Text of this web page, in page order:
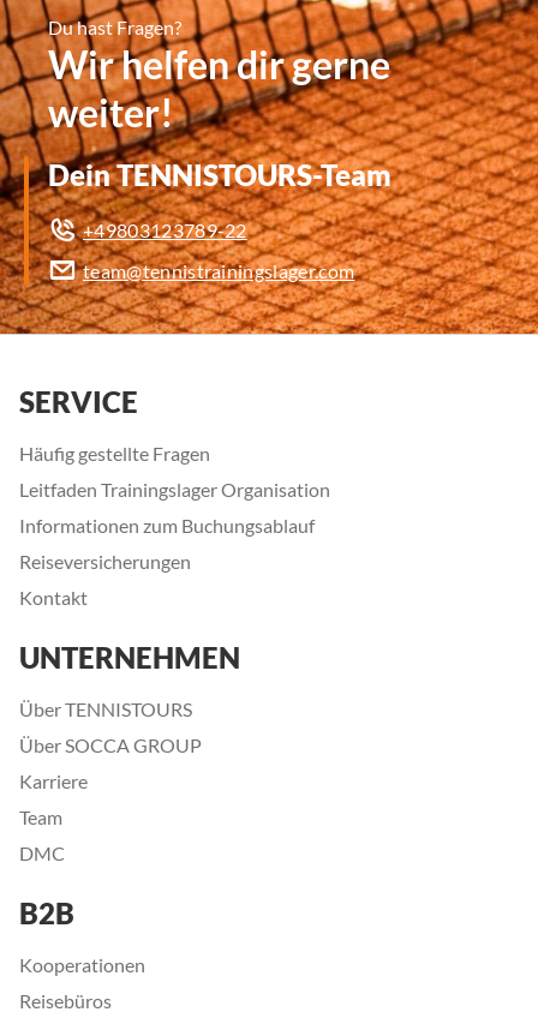
Du hast Fragen?
Wir helfen dir gerne
weiter!
Dein TENNISTOURS-Team
+49803123789-22
team@tennistrainingslager.com
SERVICE
Häufig gestellte Fragen
Leitfaden Trainingslager Organisation
Informationen zum Buchungsablauf
Reiseversicherungen
Kontakt
UNTERNEHMEN
Über TENNISTOURS
Über SOCCA GROUP
Karriere
Team
DMC
B2B
Kooperationen
Reisebüros